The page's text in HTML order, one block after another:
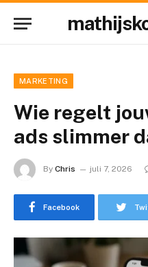
MARKETING
Wie regelt
ads slimmer
By Chris juli 7, 2026
Facebook